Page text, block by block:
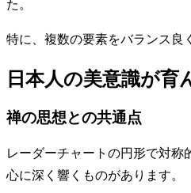
た。
特に、複数の要素をバランス良
日本人の美意識が
禅の思想との共通点
レーダーチャートの円形で対
心に深く響くものがあります。